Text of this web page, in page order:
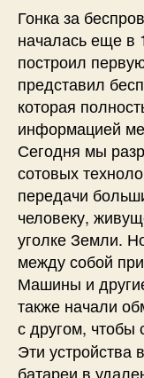
Гонка за
началась еще в
построил
представил
которая
информацией
Сегодня мы
сотовых
передачи
человеку,
уголке Земли.
между собой
Машины и
также начали
с другом, чтобы
Эти устройства
батареи в